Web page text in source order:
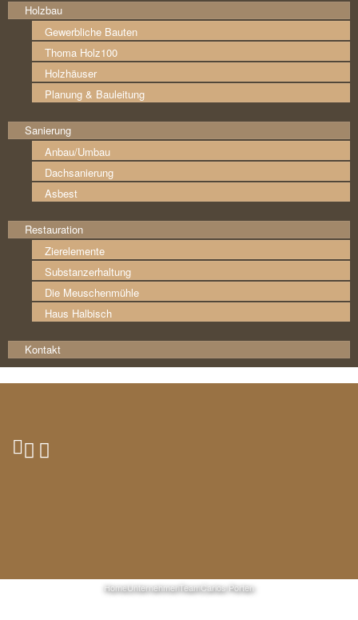
Holzbau
Gewerbliche Bauten
Thoma Holz100
Holzhäuser
Planung & Bauleitung
Sanierung
Anbau/Umbau
Dachsanierung
Asbest
Restauration
Zierelemente
Substanzerhaltung
Die Meuschenmühle
Haus Halbisch
Kontakt
HomeUnternehmenTeamCarlos Porten